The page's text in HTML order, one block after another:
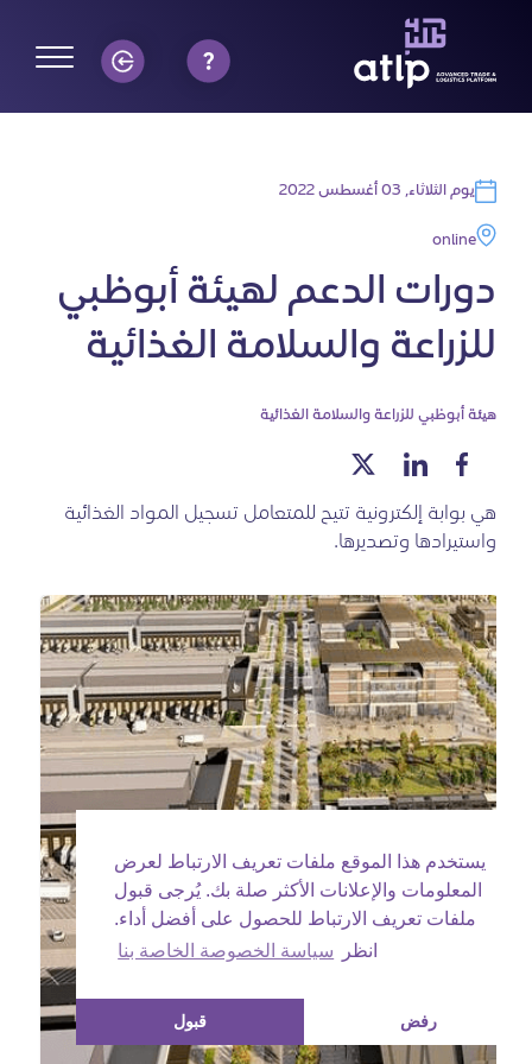
يستخدم هذا الموقع ملفات تعريف الارتباط لعرض
المعلومات والإعلانات الأكثر صلة بك. يُرجى قبول
ملفات تعريف الارتباط للحصول على أفضل أداء.
انظر
سياسة الخصوصة الخاصة بنا
رفض قبول
يوم الثلاثاء, 03 أغسطس 2022
online
دورات الدعم لهيئة أبوظبي
للزراعة والسلامة الغذائية
هيئة أبوظبي للزراعة والسلامة الغذائية
هي بوابة إلكترونية تتيح للمتعامل تسجيل المواد الغذائية
واستيرادها وتصديرها.